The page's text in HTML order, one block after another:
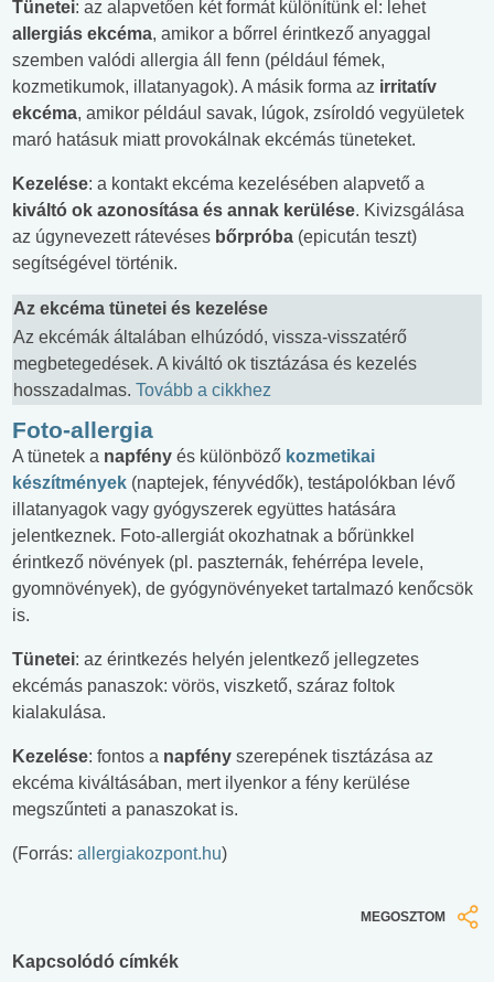
Tünetei: az alapvetően két formát különítünk el: lehet
allergiás ekcéma, amikor a bőrrel érintkező anyaggal
szemben valódi allergia áll fenn (például fémek,
kozmetikumok, illatanyagok). A másik forma az irritatív
ekcéma, amikor például savak, lúgok, zsíroldó vegyületek
maró hatásuk miatt provokálnak ekcémás tüneteket.
Kezelése: a kontakt ekcéma kezelésében alapvető a
kiváltó ok azonosítása és annak kerülése. Kivizsgálása
az úgynevezett rátevéses bőrpróba (epicután teszt)
segítségével történik.
Az ekcéma tünetei és kezelése
Az ekcémák általában elhúzódó, vissza-visszatérő
megbetegedések. A kiváltó ok tisztázása és kezelés
hosszadalmas. Tovább a cikkhez
Foto-allergia
A tünetek a napfény és különböző kozmetikai
készítmények (naptejek, fényvédők), testápolókban lévő
illatanyagok vagy gyógyszerek együttes hatására
jelentkeznek. Foto-allergiát okozhatnak a bőrünkkel
érintkező növények (pl. paszternák, fehérrépa levele,
gyomnövények), de gyógynövényeket tartalmazó kenőcsök
is.
Tünetei: az érintkezés helyén jelentkező jellegzetes
ekcémás panaszok: vörös, viszkető, száraz foltok
kialakulása.
Kezelése: fontos a napfény szerepének tisztázása az
ekcéma kiváltásában, mert ilyenkor a fény kerülése
megszűnteti a panaszokat is.
(Forrás: allergiakozpont.hu)
MEGOSZTOM
Kapcsolódó címkék